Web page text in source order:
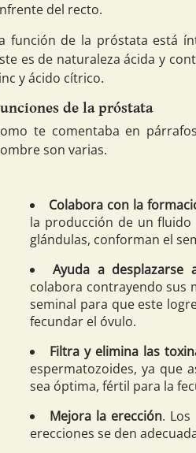
del recto.
función de la próstata está
es de naturaleza ácida y
y ácido cítrico.
de la próstata
te comentaba en
son varias.
Colabora con la
la producción de un
glándulas, conforman el
Ayuda a desplazarse
colabora contrayendo sus
seminal para que este
fecundar el óvulo.
Filtra y elimina las
espermatozoides, ya que
sea óptima, fértil para la
Mejora la erección. Los
erecciones se den